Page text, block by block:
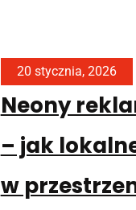
20 stycznia, 2026
Neony
– jak
w